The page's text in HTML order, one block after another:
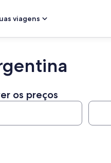
viagens
os preços